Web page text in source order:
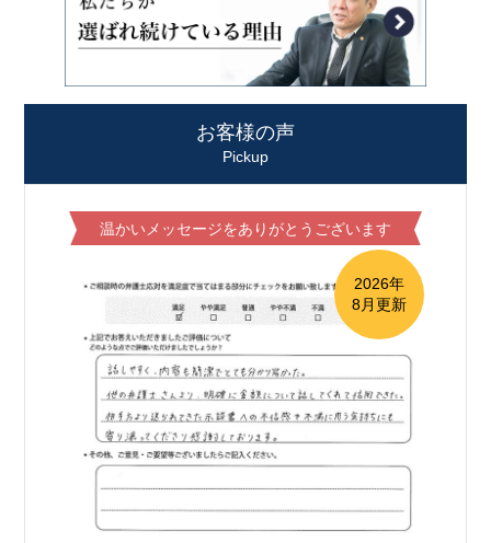
お客様の声
Pickup
温かいメッセージをありがとうございます
2026年
8月更新